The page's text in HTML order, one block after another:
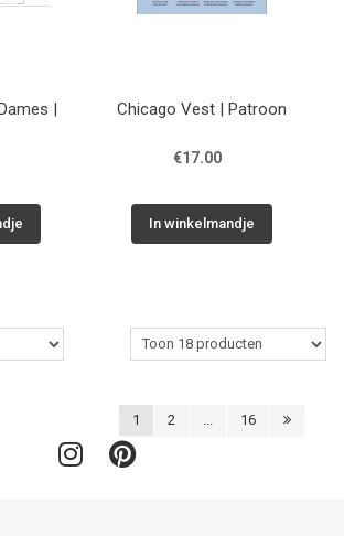
Chicago Vest | Patroon
€17.00
In winkelmandje
1 2 16